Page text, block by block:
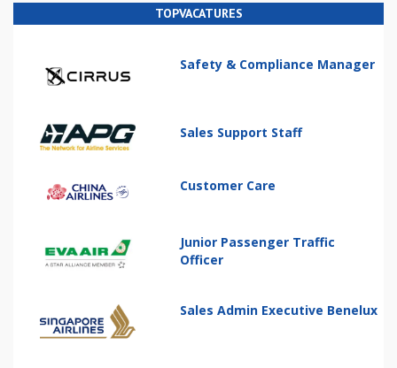
TOPVACATURES
Safety & Compliance Manager
Sales Support Staff
Customer Care
Junior Passenger Traffic
Officer
Sales Admin Executive Benelux